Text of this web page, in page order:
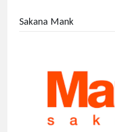
Sakana Mank